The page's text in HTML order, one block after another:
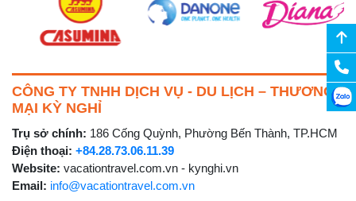
CÔNG TY TNHH DỊCH VỤ - DU LỊCH – THƯƠNG
MẠI KỲ NGHỈ
Trụ sở chính: 186 Cống Quỳnh, Phường Bến Thành, TP.HCM
Điện thoại: +84.28.73.06.11.39
Website: vacationtravel.com.vn - kynghi.vn
Email: info@vacationtravel.com.vn